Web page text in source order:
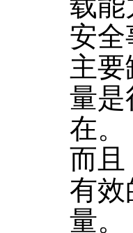
载能
安全
主要
量是
在。
而且
有效
量。